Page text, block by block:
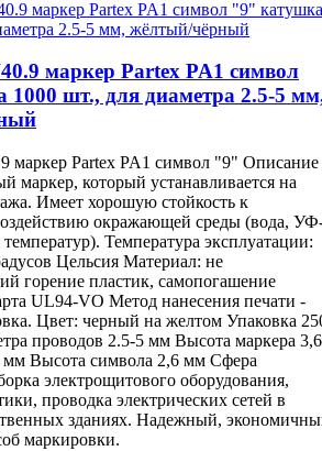
маркер Partex PA1 символ
шт., для диаметра 2.5-5
маркер Partex PA1 символ "9" Описание
маркер, который устанавливается на
Имеет хорошую стойкость к
окражающей среды (вода,
Температура эксплуатации:
Цельсия Материал: не
горение пластик, самопогашение
UL94-VO Метод нанесения печати -
Цвет: черный на желтом Упаковка
проводов 2.5-5 мм Высота маркера 3,6
Высота символа 2,6 мм Сфера
электрощитового оборудования,
проводка электрических сетей в
зданиях. Надежный,
маркировки.